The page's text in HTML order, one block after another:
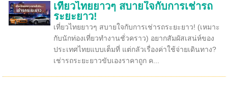
เที่ยวไทยยาวๆ สบายใจกับการเช่ารถ
ระยะยาว!
เที่ยวไทยยาวๆ สบายใจกับการเช่ารถระยะยาว! (เหมาะ
กับนักท่องเที่ยวทำงานชั่วคราว) อยากสัมผัสเสน่ห์ของ
ประเทศไทยแบบเต็มที่ แต่กลัวเรื่องค่าใช้จ่ายเดินทาง?
เช่ารถระยะยาวขับเองราคาถูก ค...